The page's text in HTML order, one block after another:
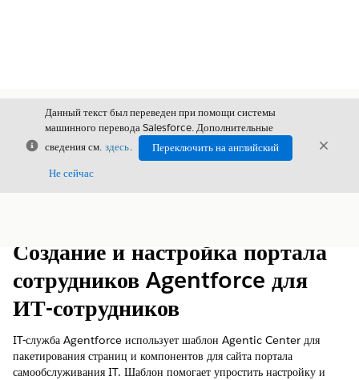
Закрыть
Данный текст был переведен при помощи системы
машинного перевода Salesforce. Дополнительные
сведения см. здесь.
Переключить на английский
Не сейчас
Создание и настройка портала
сотрудников Agentforce для
ИТ-сотрудников
IT-служба Agentforce использует шаблон Agentic Center для
пакетирования страниц и компонентов для сайта портала
самообслуживания IT. Шаблон помогает упростить настройку и